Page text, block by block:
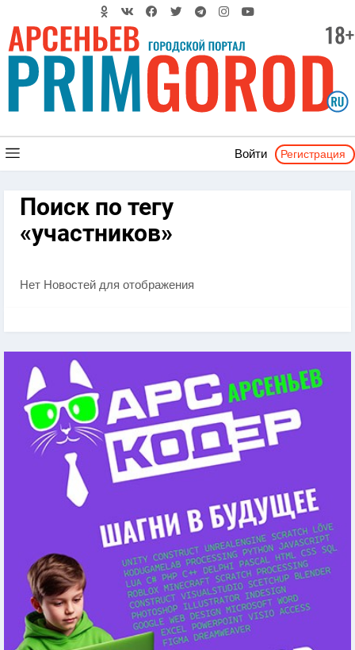
Войти Регистрация
Поиск по тегу
«участников»
Нет Новостей для отображения